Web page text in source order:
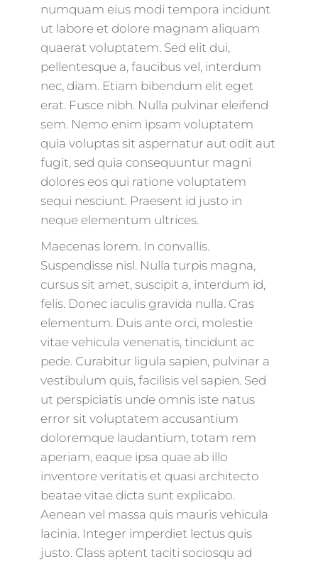
numquam eius modi tempora incidunt
ut labore et dolore magnam aliquam
quaerat voluptatem. Sed elit dui,
pellentesque a, faucibus vel, interdum
nec, diam. Etiam bibendum elit eget
erat. Fusce nibh. Nulla pulvinar eleifend
sem. Nemo enim ipsam voluptatem
quia voluptas sit aspernatur aut odit aut
fugit, sed quia consequuntur magni
dolores eos qui ratione voluptatem
sequi nesciunt. Praesent id justo in
neque elementum ultrices.
Maecenas lorem. In convallis.
Suspendisse nisl. Nulla turpis magna,
cursus sit amet, suscipit a, interdum id,
felis. Donec iaculis gravida nulla. Cras
elementum. Duis ante orci, molestie
vitae vehicula venenatis, tincidunt ac
pede. Curabitur ligula sapien, pulvinar a
vestibulum quis, facilisis vel sapien. Sed
ut perspiciatis unde omnis iste natus
error sit voluptatem accusantium
doloremque laudantium, totam rem
aperiam, eaque ipsa quae ab illo
inventore veritatis et quasi architecto
beatae vitae dicta sunt explicabo.
Aenean vel massa quis mauris vehicula
lacinia. Integer imperdiet lectus quis
justo. Class aptent taciti sociosqu ad